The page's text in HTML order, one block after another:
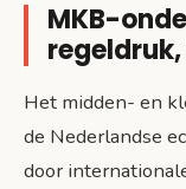
MKB-
Het midden- en
de Nederlandse
door